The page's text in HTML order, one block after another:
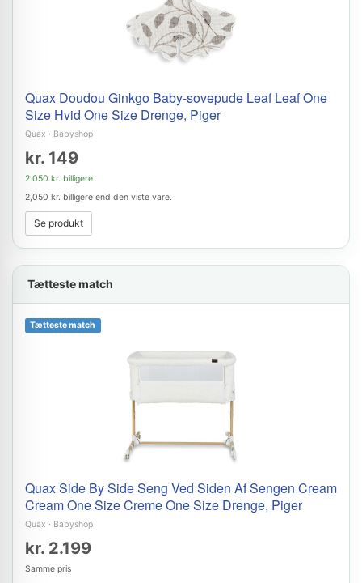
Quax Doudou Ginkgo Baby-sovepude Leaf Leaf One
Size Hvid One Size Drenge, Piger
Quax · Babyshop
kr. 149
2.050 kr. billigere
2,050 kr. billigere end den viste vare.
Se produkt
Tætteste match
Tætteste match
Quax Side By Side Seng Ved Siden Af Sengen Cream
Cream One Size Creme One Size Drenge, Piger
Quax · Babyshop
kr. 2.199
Samme pris